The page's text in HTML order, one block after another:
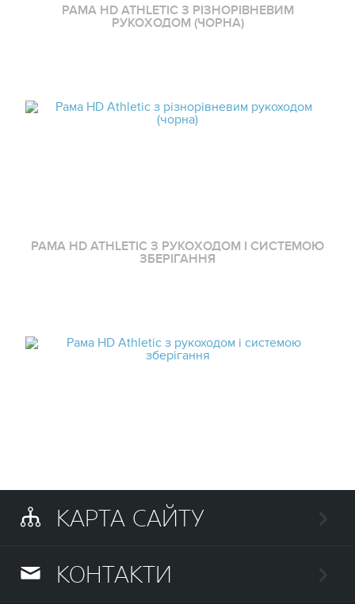
РАМА HD ATHLETIC З РІЗНОРІВНЕВИМ
РУКОХОДОМ (ЧОРНА)
РАМА HD ATHLETIC З РУКОХОДОМ І СИСТЕМОЮ
ЗБЕРІГАННЯ
КАРТА САЙТУ
КОНТАКТИ